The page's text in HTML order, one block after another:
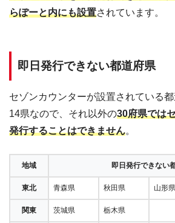
ドカウンター
コクーンシティ
埼玉県さいたま市大宮区吉敷町４
２６３ｰ１ コクーン２ １階
丸広百貨店川越
ブカウンター
埼玉県川越市新富町２－６－１
百貨店川越本店４F
ウンター
ルヒロ４F
ららぽーと富士
ららぽーと新三 埼玉県三郷市新三郷ららシティ３
らぽーと内にも設置されています。
即日発行できない都道府県
セゾンカウンターが設置されている
14県なので、それ以外の30府県では
発行することはできません。
地域 即日発行できない
東北 青森県 秋田県 山形県
関東 茨城県 栃木県